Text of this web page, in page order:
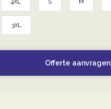
4XL S M
3XL
Offerte aanvragen